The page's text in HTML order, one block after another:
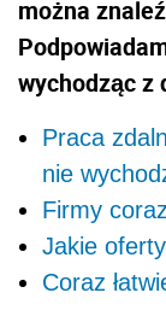
można
wychodząc z
Praca
nie
Firmy
Jakie
Coraz